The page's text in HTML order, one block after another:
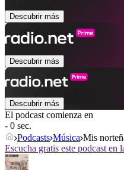
Descubrir más
Descubrir más
Descubrir más
El podcast comienza en
- 0 sec.
Podcasts Música Mis
Escucha gratis este podcast en